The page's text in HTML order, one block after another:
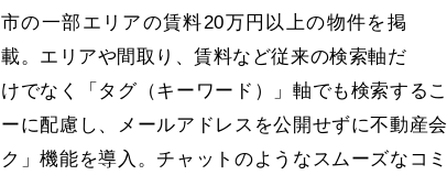
市の一部エリアの賃料20万円以上の物件を掲
載。エリアや間取り、賃料など従来の検索軸だ
けでなく「タグ（キーワード）」軸でも検索する
ーに配慮し、メールアドレスを公開せずに不動産
ク」機能を導入。チャットのようなスムーズなコ